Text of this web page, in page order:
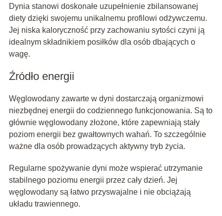
Dynia stanowi doskonałe uzupełnienie zbilansowanej
diety dzięki swojemu unikalnemu profilowi odżywczemu.
Jej niska kaloryczność przy zachowaniu sytości czyni ją
idealnym składnikiem posiłków dla osób dbających o
wagę.
Źródło energii
Węglowodany zawarte w dyni dostarczają organizmowi
niezbędnej energii do codziennego funkcjonowania. Są to
głównie węglowodany złożone, które zapewniają stały
poziom energii bez gwałtownych wahań. To szczególnie
ważne dla osób prowadzących aktywny tryb życia.
Regularne spożywanie dyni może wspierać utrzymanie
stabilnego poziomu energii przez cały dzień. Jej
węglowodany są łatwo przyswajalne i nie obciążają
układu trawiennego.